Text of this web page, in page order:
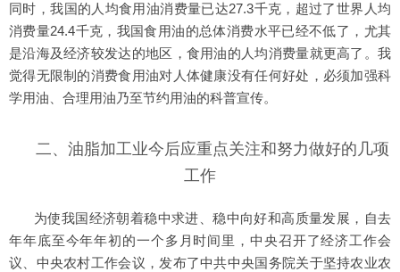
同时，我国的人均食用油消费量已达27.3千克，超过了世界人均
消费量24.4千克，我国食用油的总体消费水平已经不低了，尤其
是沿海及经济较发达的地区，食用油的人均消费量就更高了。我
觉得无限制的消费食用油对人体健康没有任何好处，必须加强科
学用油、合理用油乃至节约用油的科普宣传。
二、油脂加工业今后应重点关注和努力做好的几项
工作
为使我国经济朝着稳中求进、稳中向好和高质量发展，自去
年年底至今年年初的一个多月时间里，中央召开了经济工作会
议、中央农村工作会议，发布了中共中央国务院关于坚持农业农